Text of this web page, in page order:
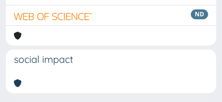
ND
social impact